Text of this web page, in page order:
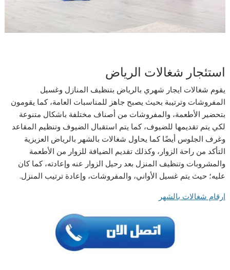
استئجار شغالات الریاض
يقوم شغالات ایجار شھري بالریاض بتنظيف المنازل وغسيل
المفروشات وترتيبة بحيث يصبح جاهز للمناسبات العامة، كما يقومون
بتحضير الأطعمة، والمفروشات من أصناف مختلفة باشكال متنوعة
لكي يتم تقديمها للضيوف، كما يتم استقبال الضيوف وتنظيم المقاعد
وغرف الجلوس أيضًا كما يحاول شغالات بالشهر بالرياض العزيزية
التأكد من راحة الزوار، وكذلك تقديم الضيافة للزوار من الأطعمة
والمشروبات وتنظيف المنزل بعد رحيل الزوار عنه وإعادته، كما كان
عليه؛ حيث يتم غسيل الأواني، والمفروشات، وإعادة ترتيب المنزل.
ارقام شغالات بالشهر